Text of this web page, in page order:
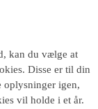
kan du vælge at
Disse er til din
oplysninger igen,
vil holde i et år.